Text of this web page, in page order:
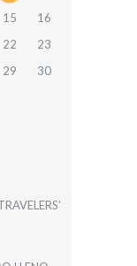
15
16
22
23
29
30